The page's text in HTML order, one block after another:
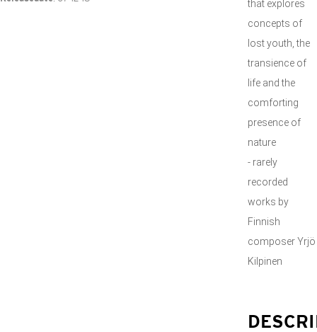
that explores
concepts of
lost youth, the
transience of
life and the
comforting
presence of
nature
- rarely
recorded
works by
Finnish
composer Yrjö
Kilpinen